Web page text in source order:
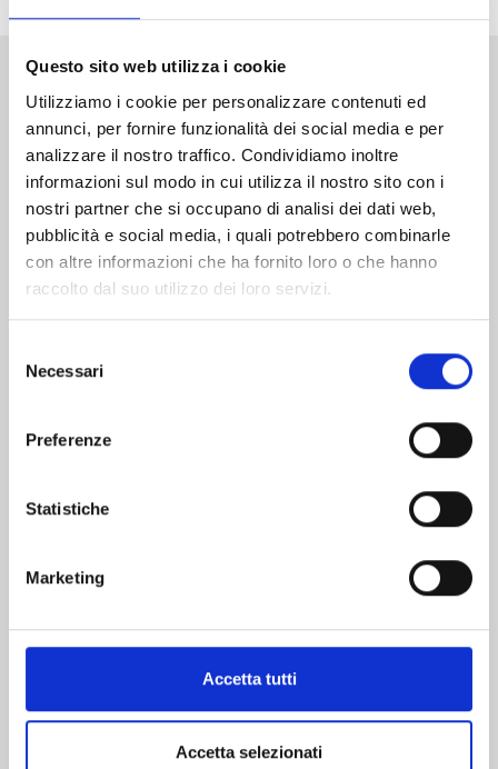
Questo sito web utilizza i cookie
Utilizziamo i cookie per personalizzare contenuti ed
annunci, per fornire funzionalità dei social media e per
analizzare il nostro traffico. Condividiamo inoltre
informazioni sul modo in cui utilizza il nostro sito con i
nostri partner che si occupano di analisi dei dati web,
pubblicità e social media, i quali potrebbero combinarle
con altre informazioni che ha fornito loro o che hanno
raccolto dal suo utilizzo dei loro servizi.
delNecessari
Preferenze
Statistiche
Marketing
Accetta tutti
Accetta selezionati
Altri volumi della serie
Mostra tutto